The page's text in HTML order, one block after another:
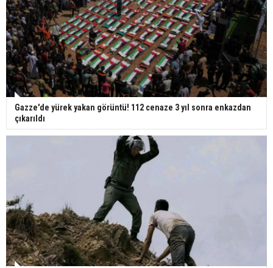
Gazze'de yürek yakan görüntü! 112 cenaze 3 yıl sonra enkazdan
çıkarıldı